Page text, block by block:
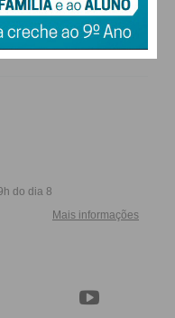
EM PAÇOS DE